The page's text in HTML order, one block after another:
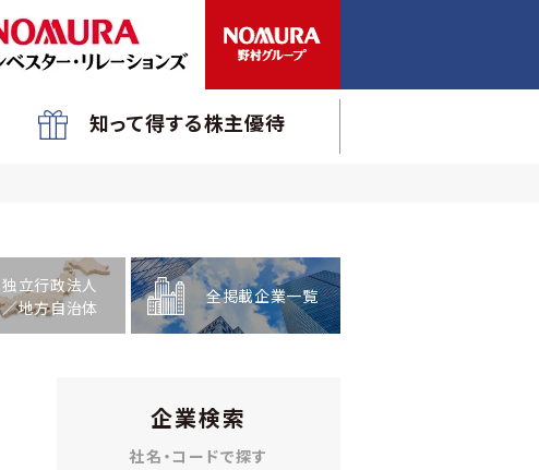
知って得する株主優待
独立行政法人
／地方自治体
全掲載企業一覧
企業検索
社名・コードで探す